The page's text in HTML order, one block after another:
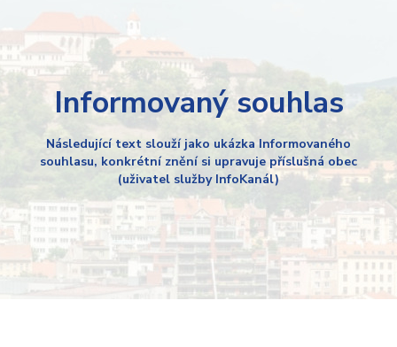
Informovaný souhlas
Následující text slouží jako ukázka Informovaného
souhlasu, konkrétní znění si upravuje příslušná obec
(uživatel služby InfoKanál)